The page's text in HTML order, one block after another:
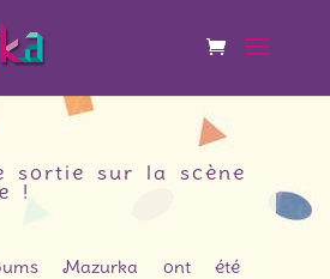
sortie sur la scène
!
Mazurka ont été